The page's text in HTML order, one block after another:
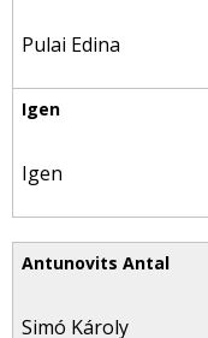
Pulai Edina
Igen
Simó Károly